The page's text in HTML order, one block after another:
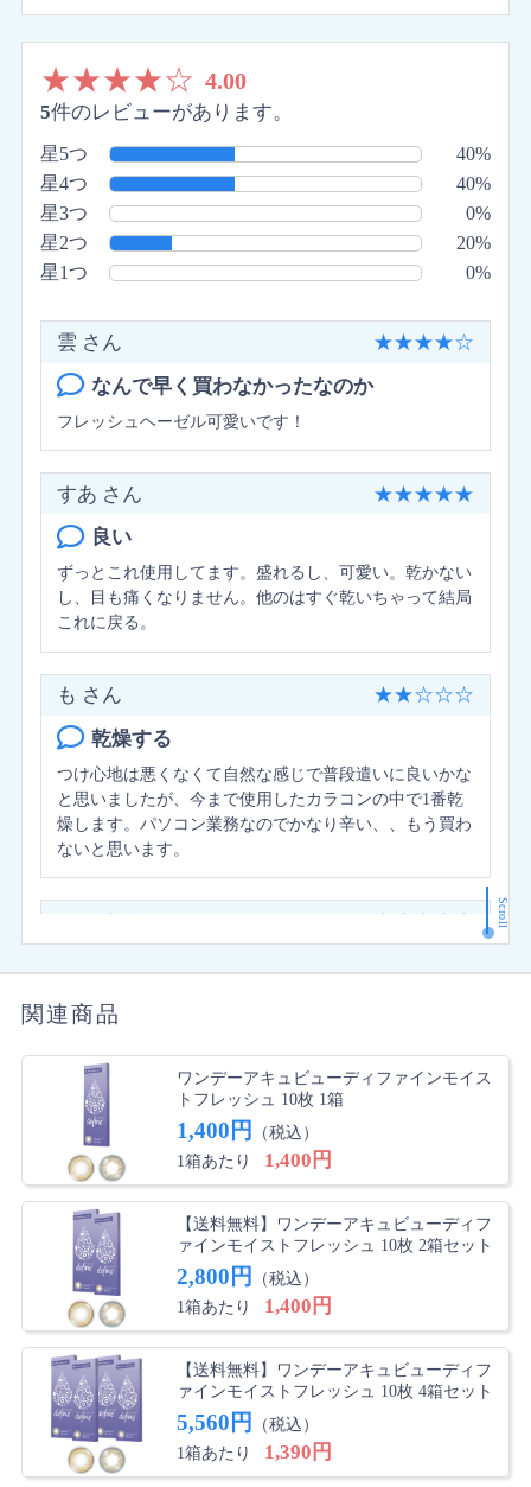
★★★★☆ 4.00
5件のレビューがあります。
星5つ
40%
星4つ
40%
星3つ
0%
星2つ
20%
星1つ
0%
雲 さん ★★★★☆
なんで早く買わなかったなのか
フレッシュヘーゼル可愛いです！
すあ さん ★★★★★
良い
ずっとこれ使用してます。盛れるし、可愛い。乾かない
し、目も痛くなりません。他のはすぐ乾いちゃって結局
これに戻る。
も さん ★★☆☆☆
乾燥する
つけ心地は悪くなくて自然な感じで普段遣いに良いかな
と思いましたが、今まで使用したカラコンの中で1番乾
燥します。パソコン業務なのでかなり辛い、、もう買わ
ないと思います。
nana さん ★ ★ ★ ★
★
いろいろ度ありのカラーコンタクトを試してきましたが
すごく発色がよくて好きです??今まで頼んでたやつをや
ルを愛用してますが今回はハニーも頼んでみました。届
くのが楽しみです?
ヴェルニ さん
良い
久しぶりにカラコンでもしようと思い、インスタの広告
で出ていたこの商品を買ってみました。コンタクトを入
れるのが久しぶり過ぎて、涙を流しながら装着しまし
た。(商品に問題はないです！)装着したあとは問題な
く、逆に着けていることを忘れる瞬間もあり、今まで使
った中で一番ゴロゴロなど違和感なく過ごせました。た
だ、私は５～６時間くらいすると浮いてくる感じはあり
ました。度なしのグレーゼルとハニーを購入。まだグレ
ーゼルしか使っていませんが、ハーフeyeみたいで色味
がカッコ良かったです。派手過ぎず気に入りました。リ
Scroll
関連商品
ワンデーアキュビューディファインモイス
トフレッシュ 10枚 1箱
1,400円
（税込）
1箱あたり
1,400円
【送料無料】ワンデーアキュビューディフ
ァインモイストフレッシュ 10枚 2箱セット
2,800円
（税込）
1箱あたり
1,400円
【送料無料】ワンデーアキュビューディフ
ァインモイストフレッシュ 10枚 4箱セット
5,560円
（税込）
1箱あたり
1,390円